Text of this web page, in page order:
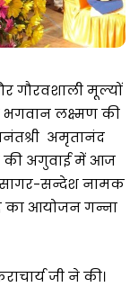
गौरवशाली मूल्यों
लक्ष्मण की
अमृतानंद
की अगुवाई में आज
सन्देश नामक
का आयोजन गन्ना
जी ने की।